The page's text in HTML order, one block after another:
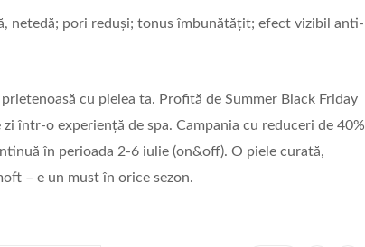
netedă; pori reduși; tonus îmbunătățit; efect vizibil anti-
cu pielea ta. Profită de Summer Black Friday
într-o experiență de spa. Campania cu reduceri de 40%
în perioada 2-6 iulie (on&off). O piele curată,
– e un must în orice sezon.